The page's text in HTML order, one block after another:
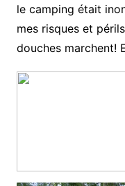
le camping était
mes risques et
douches marchent!